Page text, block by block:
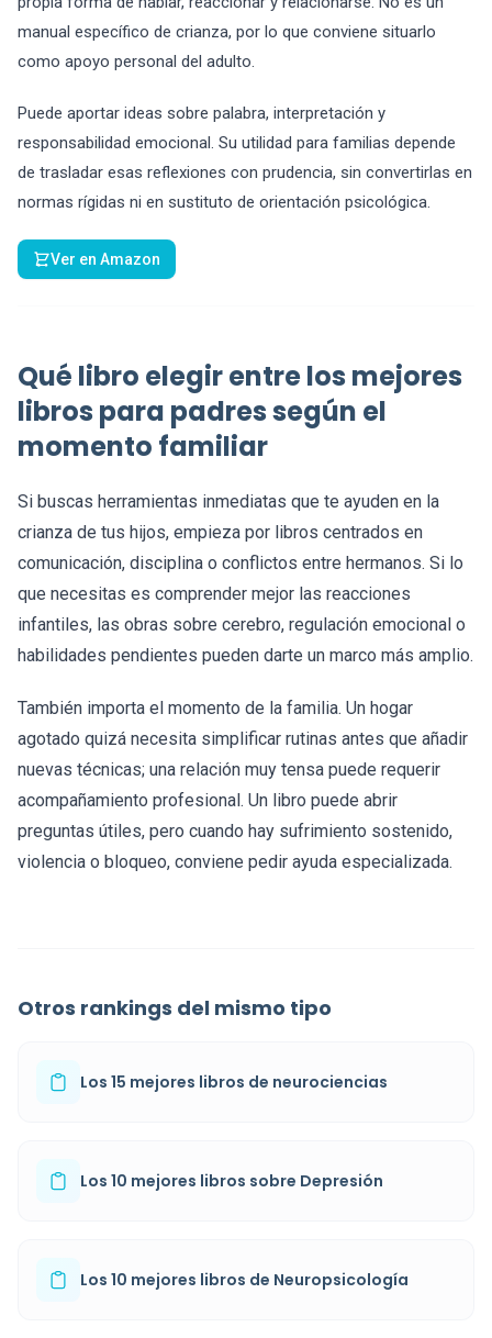
manual específico de crianza, por lo que conviene situarlo
como apoyo personal del adulto.
Puede aportar ideas sobre palabra, interpretación y
responsabilidad emocional. Su utilidad para familias depende
de trasladar esas reflexiones con prudencia, sin convertirlas en
normas rígidas ni en sustituto de orientación psicológica.
Ver en Amazon
Qué libro elegir entre los mejores
libros para padres según el
momento familiar
Si buscas herramientas inmediatas que te ayuden en la
crianza de tus hijos, empieza por libros centrados en
comunicación, disciplina o conflictos entre hermanos. Si lo
que necesitas es comprender mejor las reacciones
infantiles, las obras sobre cerebro, regulación emocional o
habilidades pendientes pueden darte un marco más amplio.
También importa el momento de la familia. Un hogar
agotado quizá necesita simplificar rutinas antes que añadir
nuevas técnicas; una relación muy tensa puede requerir
acompañamiento profesional. Un libro puede abrir
preguntas útiles, pero cuando hay sufrimiento sostenido,
violencia o bloqueo, conviene pedir ayuda especializada.
Otros rankings del mismo tipo
Los 15 mejores libros de neurociencias
Los 10 mejores libros sobre Depresión
Los 10 mejores libros de Neuropsicología